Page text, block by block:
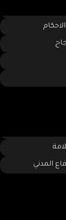
المدني